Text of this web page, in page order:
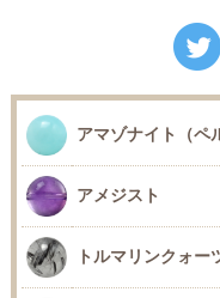
アマゾナイト（ペ
アメジスト
トルマリンクォー